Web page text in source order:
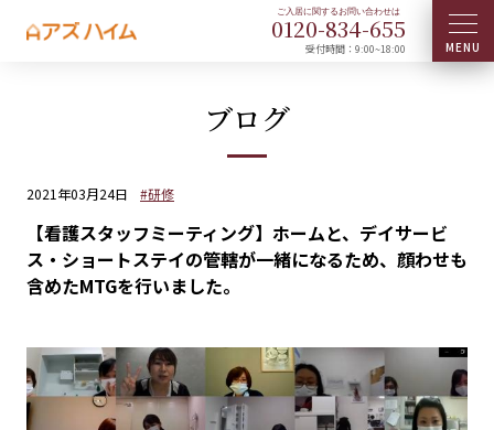
0120-834-655
受付時間：9:00~18:00
ブログ
2021年03月24日 #研修
【看護スタッフミーティング】ホームと、デイサービ
ス・ショートステイの管轄が一緒になるため、顔わせも
含めたMTGを行いました。